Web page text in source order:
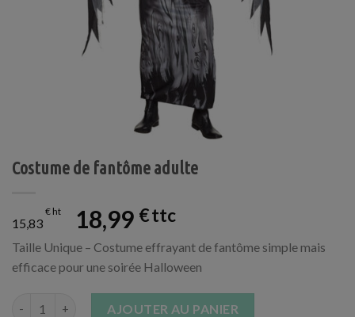
Costume de fantôme adulte
15,83
€ 18,99 €
Taille Unique – Costume effrayant de fantôme simple mais
efficace pour une soirée Halloween
AJOUTER AU PANIER